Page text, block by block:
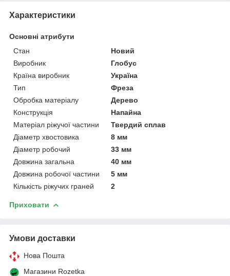
Характеристики
Основні атрибути
Стан
Новий
Виробник
Глобус
Країна виробник
Україна
Тип
Фреза
Обробка матеріалу
Дерево
Конструкція
Напайна
Матеріал ріжучої частини
Твердий сплав
Діаметр хвостовика
8 мм
Діаметр робочий
33 мм
Довжина загальна
40 мм
Довжина робочої частини
5 мм
Кількість ріжучих граней
2
Приховати
Умови доставки
Нова Пошта
Магазини Rozetka